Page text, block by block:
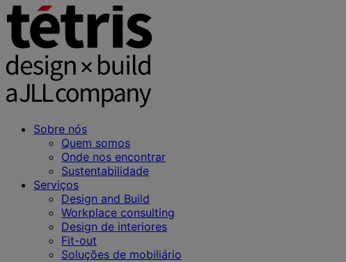
Sobre nós
Quem somos
Onde nos encontrar
Sustentabilidade
Serviços
Design and Build
Workplace consulting
Design de interiores
Fit-out
Soluções de mobiliário